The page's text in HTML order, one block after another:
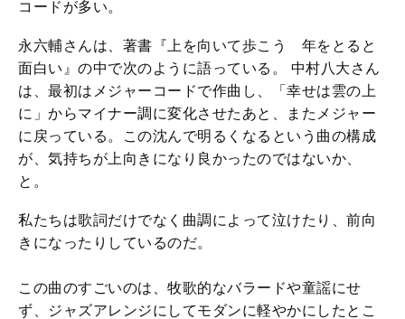
コードが多い。
永六輔さんは、著書『上を向いて歩こう 年をとると
面白い』の中で次のように語っている。 中村八大さん
は、最初はメジャーコードで作曲し、「幸せは雲の上
に」からマイナー調に変化させたあと、またメジャー
に戻っている。この沈んで明るくなるという曲の構成
が、気持ちが上向きになり良かったのではないか、
と。
私たちは歌詞だけでなく曲調によって泣けたり、前向
きになったりしているのだ。
この曲のすごいのは、牧歌的なバラードや童謡にせ
ず、ジャズアレンジにしてモダンに軽やかにしたとこ